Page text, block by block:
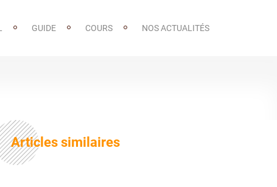
GUIDE COURS NOS ACTUALITÉS
Articles similaires